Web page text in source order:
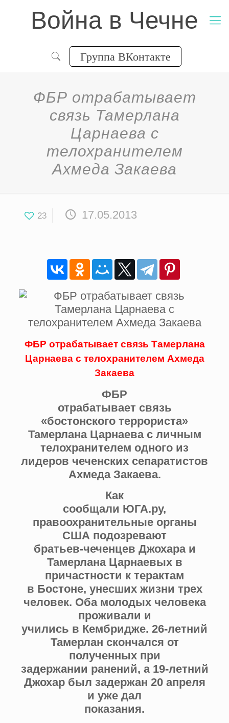
Война в Чечне
Группа ВКонтакте
ФБР отрабатывает
связь Тамерлана
Царнаева с
телохранителем
Ахмеда Закаева
23 17.05.2013
ФБР отрабатывает связь Тамерлана
Царнаева с телохранителем Ахмеда
Закаева
ФБР
отрабатывает связь
«бостонского террориста»
Тамерлана Царнаева с личным
телохранителем одного из
лидеров чеченских сепаратистов
Ахмеда Закаева.
Как
сообщали ЮГА.ру,
правоохранительные органы
США подозревают
братьев-чеченцев Джохара и
Тамерлана Царнаевых в
причастности к терактам
в Бостоне, унесших жизни трех
человек. Оба молодых человека
проживали и
учились в Кембридже. 26-летний
Тамерлан скончался от
полученных при
задержании ранений, а 19-летний
Джохар был задержан 20 апреля
и уже дал
показания.